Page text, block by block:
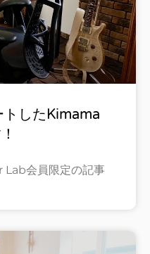
トしたkimama
Lab会員限定の記事